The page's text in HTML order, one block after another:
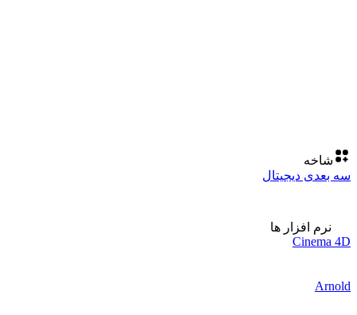
شاخه
سه بعدی دیجیتال
نرم افزار ها
Cinema 4D
Arnold